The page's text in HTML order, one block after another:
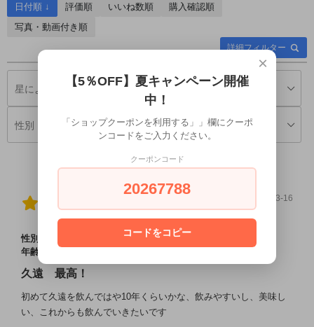
詳細フィルター
日付順 ↓ 評価順 いいね数順
購入確認順
写真・動画付き順
購入確認済み
2026-03-16
性別:
年齢:
久遠 最高！
初めて久遠を飲んではや10年くらいかな、飲みやすいし、美味し
い、これからも飲んでいきたいです
×
【5％OFF】夏キャンペーン開催
中！
「ショップクーポンを利用する」」欄にクーポ
ンコードをご入力ください。
クーポンコード
20267788
コードをコピー